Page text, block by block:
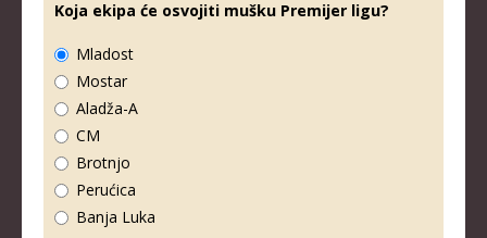
Koja ekipa će osvojiti mušku Premijer ligu?
Mladost
Mostar
Aladža-A
CM
Brotnjo
Perućica
Banja Luka